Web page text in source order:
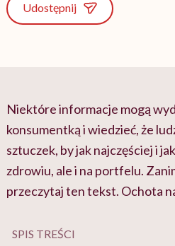
Udostępnij
Niektóre informacje mogą
konsumentką i wiedzieć, że
sztuczek, by jak najczęściej i
zdrowiu, ale i na portfelu.
przeczytaj ten tekst. Ochota
SPIS TREŚCI